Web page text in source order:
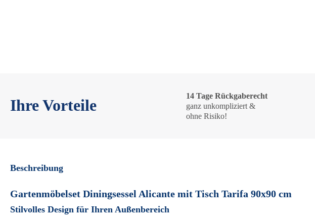
Ihre Vorteile
14 Tage Rückgaberecht
ganz unkompliziert &
ohne Risiko!
Beschreibung
Gartenmöbelset Diningsessel Alicante mit Tisch Tarifa 90x90 cm
Stilvolles Design für Ihren Außenbereich